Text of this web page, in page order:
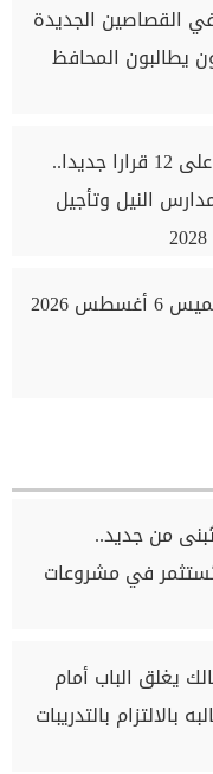
القصاصين الجديدة
يطالبون المحافظ
مجلس الوزراء يوافق على 12 قرارا جديدا..
النيل وتأجيل
سعر الدولار اليوم الخميس 6 أغسطس 2026
من جديد..
تُستثمر في مشروعات
يغلق الباب أمام
بالالتزام بالتدريبات